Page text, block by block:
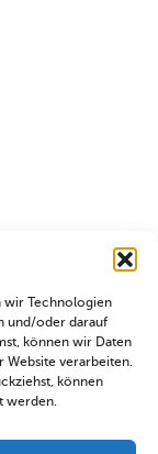
wir Technologien
und/oder darauf
können wir Daten
Website verarbeiten.
können
werden.